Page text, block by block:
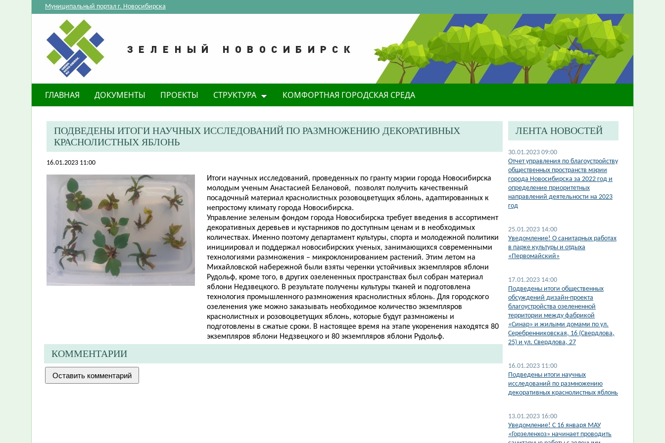
Муниципальный портал г. Новосибирска
ГЛАВНАЯ ДОКУМЕНТЫ ПРОЕКТЫ СТРУКТУРА КОМФОРТНАЯ ГОРОДСКАЯ СРЕДА
ПОДВЕДЕНЫ ИТОГИ НАУЧНЫХ ИССЛЕДОВАНИЙ ПО РАЗМНОЖЕНИЮ ДЕКОРАТИВНЫХ
КРАСНОЛИСТНЫХ ЯБЛОНЬ
16.01.2023 11:00
​Итоги научных исследований, проведенных по гранту мэрии города Новосибирска
молодым ученым Анастасией Белановой, позволят получить качественный
посадочный материал краснолистных розовоцветущих яблонь, адаптированных к
непростому климату города Новосибирска.
Управление зеленым фондом города Новосибирска требует введения в ассортимент
декоративных деревьев и кустарников по доступным ценам и в необходимых
количествах. Именно поэтому департамент культуры, спорта и молодежной политики
инициировал и поддержал новосибирских ученых, занимающихся современными
технологиями размножения – микроклонированием растений. Этим летом на
Михайловской набережной были взяты черенки устойчивых экземпляров яблони
Рудольф, кроме того, в других озелененных пространствах был собран материал
яблони Недзвецкого. В результате получены культуры тканей и подготовлена
технология промышленного размножения краснолистных яблонь. Для городского
озеленения уже можно заказывать необходимое количество экземпляров
краснолистных и розовоцветущих яблонь, которые будут размножены и
подготовлены в сжатые сроки. В настоящее время на этапе укоренения находятся 80
экземпляров яблони Недзвецкого и 80 экземпляров яблони Рудольф.
КОММЕНТАРИИ
ЛЕНТА НОВОСТЕЙ
30.01.2023 09:00
Отчет управления по благоустройству
общественных пространств мэрии
города Новосибирска за 2022 год и
определение приоритетных
направлений деятельности на 2023
год
25.01.2023 14:00
​Уведомление! О санитарных работах
в парке культуры и отдыха
«Первомайский»
17.01.2023 14:00
​Подведены итоги общественных
обсуждений дизайн-проекта
благоустройства озелененной
территории между фабрикой
«Синар» и жилыми домами по ул.
Серебренниковская, 16 (Свердлова,
25) и ул. Свердлова, 27
16.01.2023 11:00
Подведены итоги научных
исследований по размножению
декоративных краснолистных яблонь
13.01.2023 16:00
​Уведомление! С 16 января МАУ
«Горзеленхоз» начинает проводить